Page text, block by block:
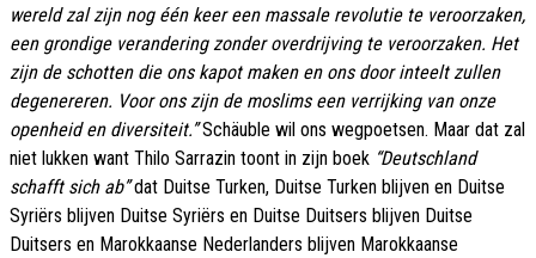
wereld zal zijn nog één keer een massale revolutie te veroorzaken,
een grondige verandering zonder overdrijving te veroorzaken. Het
zijn de schotten die ons kapot maken en ons door inteelt zullen
degenereren. Voor ons zijn de moslims een verrijking van onze
openheid en diversiteit.”Schäuble wil ons wegpoetsen. Maar dat zal
niet lukken want Thilo Sarrazin toont in zijn boek “Deutschland
schafft sich ab”dat Duitse Turken, Duitse Turken blijven en Duitse
Syriërs blijven Duitse Syriërs en Duitse Duitsers blijven Duitse
Duitsers en Marokkaanse Nederlanders blijven Marokkaanse